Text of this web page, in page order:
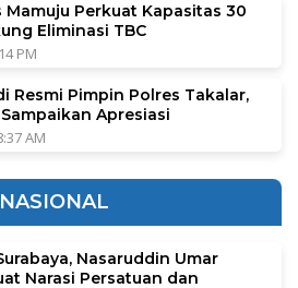
Perkuat Kapasitas 30
Eliminasi TBC
PM
Resmi Pimpin Polres Takalar,
Apresiasi
AM
NASIONAL
Nasaruddin Umar
Narasi Persatuan dan